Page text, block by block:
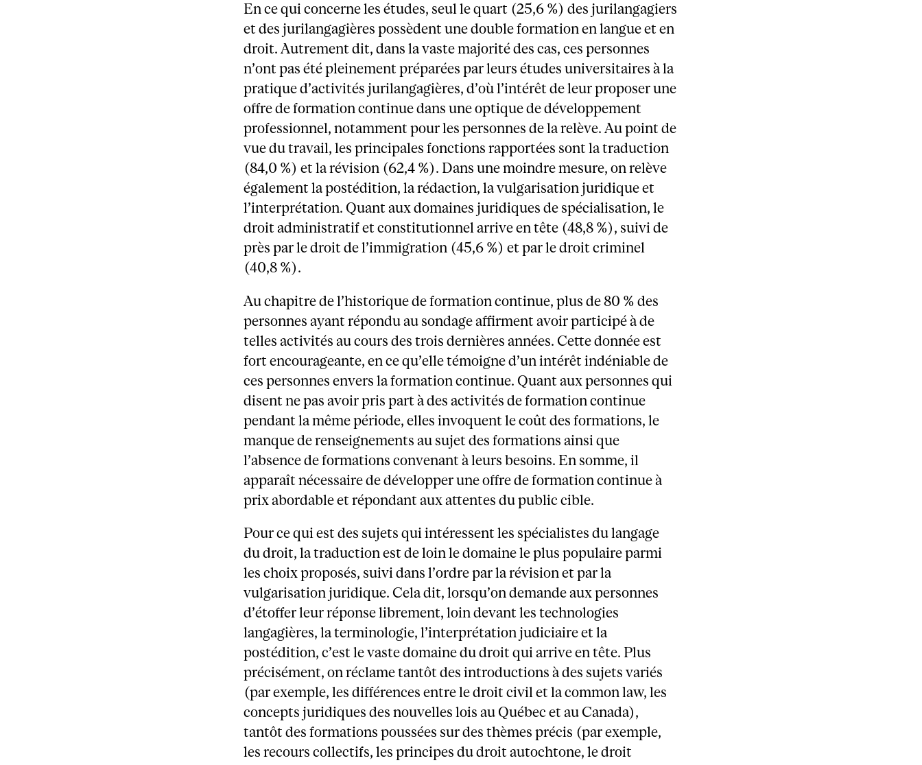
En ce qui concerne les études, seul le quart (25,6 %) des jurilangagiers
et des jurilangagières possèdent une double formation en langue et en
droit. Autrement dit, dans la vaste majorité des cas, ces personnes
n’ont pas été pleinement préparées par leurs études universitaires à la
pratique d’activités jurilangagières, d’où l’intérêt de leur proposer une
offre de formation continue dans une optique de développement
professionnel, notamment pour les personnes de la relève. Au point de
vue du travail, les principales fonctions rapportées sont la traduction
(84,0 %) et la révision (62,4 %). Dans une moindre mesure, on relève
également la postédition, la rédaction, la vulgarisation juridique et
l’interprétation. Quant aux domaines juridiques de spécialisation, le
droit administratif et constitutionnel arrive en tête (48,8 %), suivi de
près par le droit de l’immigration (45,6 %) et par le droit criminel
(40,8 %).
Au chapitre de l’historique de formation continue, plus de 80 % des
personnes ayant répondu au sondage affirment avoir participé à de
telles activités au cours des trois dernières années. Cette donnée est
fort encourageante, en ce qu’elle témoigne d’un intérêt indéniable de
ces personnes envers la formation continue. Quant aux personnes qui
disent ne pas avoir pris part à des activités de formation continue
pendant la même période, elles invoquent le coût des formations, le
manque de renseignements au sujet des formations ainsi que
l’absence de formations convenant à leurs besoins. En somme, il
apparaît nécessaire de développer une offre de formation continue à
prix abordable et répondant aux attentes du public cible.
Pour ce qui est des sujets qui intéressent les spécialistes du langage
du droit, la traduction est de loin le domaine le plus populaire parmi
les choix proposés, suivi dans l’ordre par la révision et par la
vulgarisation juridique. Cela dit, lorsqu’on demande aux personnes
d’étoffer leur réponse librement, loin devant les technologies
langagières, la terminologie, l’interprétation judiciaire et la
postédition, c’est le vaste domaine du droit qui arrive en tête. Plus
précisément, on réclame tantôt des introductions à des sujets variés
(par exemple, les différences entre le droit civil et la common law, les
concepts juridiques des nouvelles lois au Québec et au Canada),
tantôt des formations poussées sur des thèmes précis (par exemple,
les recours collectifs, les principes du droit autochtone, le droit